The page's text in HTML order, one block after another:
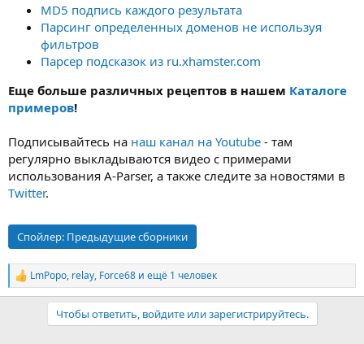
MD5 подпись каждого результата
Парсинг определенных доменов не используя
фильтров
Парсер подсказок из ru.xhamster.com
Еще больше различных рецептов в нашем Каталоге
примеров!
Подписывайтесь на наш канал на Youtube - там
регулярно выкладываются видео с примерами
использования A-Parser, а также следите за новостями в
Twitter.
Спойлер: Предыдущие сборники
Р
е
LmPopo, relay, Force68 и ещё 1 человек
Чтобы ответить, войдите или зарегистрируйтесь.